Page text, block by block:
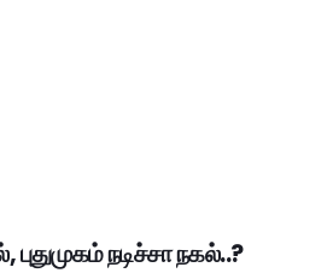
நடிச்சா நகல்..?